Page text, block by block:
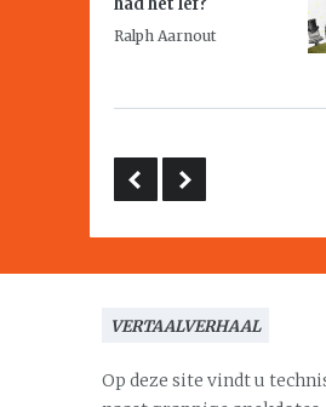
had het lef?
Ralph Aarnout
VERTAALVERHAAL
Op deze site vindt u